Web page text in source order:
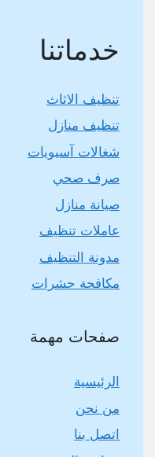
خدماتنا
تنظيف الاثاث
تنظيف منازل
شغالات آسيويات
صرف صحي
صيانة منازل
عاملات تنظيف
مدونة التنظيف
مكافحة حشرات
صفحات مهمة
الرئيسية
من نحن
اتصل بنا